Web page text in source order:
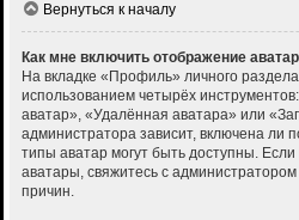
Вернуться к началу
Как мне включить отображение
На вкладке «Профиль» личного
использованием четырёх
аватар», «Удалённая аватара» или
администратора зависит, включена ли
типы аватар могут быть доступны.
аватары, свяжитесь с
причин.